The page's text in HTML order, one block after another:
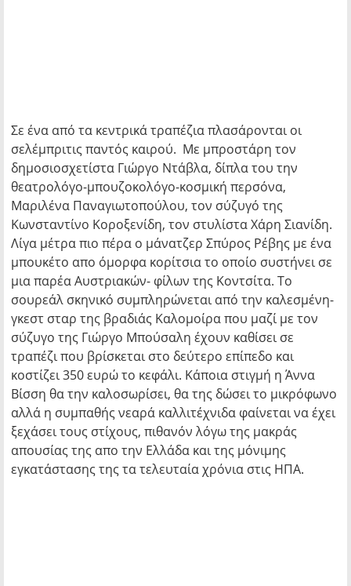
Σε ένα από τα κεντρικά τραπέζια πλασάρονται οι
σελέμπριτις παντός καιρού. Με μπροστάρη τον
δημοσιοσχετίστα Γιώργο Ντάβλα, δίπλα του την
θεατρολόγο-μπουζοκολόγο-κοσμική περσόνα,
Μαριλένα Παναγιωτοπούλου, τον σύζυγό της
Κωνσταντίνο Κοροξενίδη, τον στυλίστα Χάρη Σιανίδη.
Λίγα μέτρα πιο πέρα ο μάνατζερ Σπύρος Ρέβης με ένα
μπουκέτο απο όμορφα κορίτσια το οποίο συστήνει σε
μια παρέα Αυστριακών- φίλων της Κοντσίτα. Το
σουρεάλ σκηνικό συμπληρώνεται από την καλεσμένη-
γκεστ σταρ της βραδιάς Καλομοίρα που μαζί με τον
σύζυγο της Γιώργο Μπούσαλη έχουν καθίσει σε
τραπέζι που βρίσκεται στο δεύτερο επίπεδο και
κοστίζει 350 ευρώ το κεφάλι. Κάποια στιγμή η Άννα
Βίσση θα την καλοσωρίσει, θα της δώσει το μικρόφωνο
αλλά η συμπαθής νεαρά καλλιτέχνιδα φαίνεται να έχει
ξεχάσει τους στίχους, πιθανόν λόγω της μακράς
απουσίας της απο την Ελλάδα και της μόνιμης
εγκατάστασης της τα τελευταία χρόνια στις ΗΠΑ.